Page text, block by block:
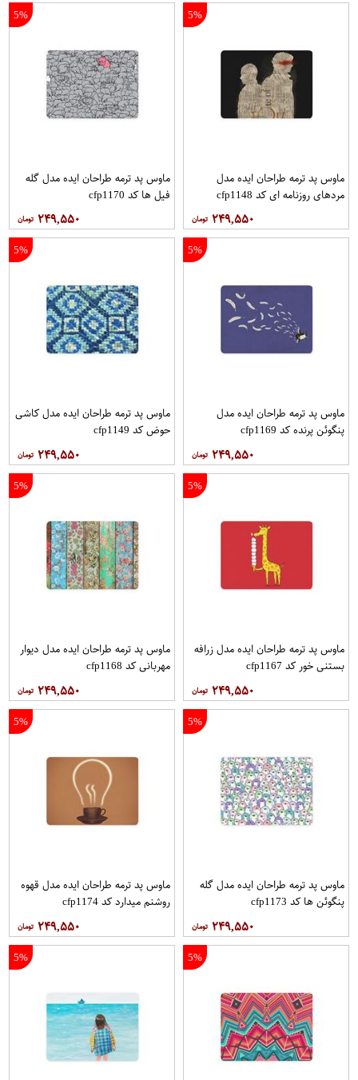
5%
ماوس پد ترمه طراحان ایده مدل
مردهای روزنامه ای کد cfp1148
۲۴۹,۵۵۰
5%
ماوس پد ترمه طراحان ایده مدل گله
فیل ها کد cfp1170
۲۴۹,۵۵۰
5%
ماوس پد ترمه طراحان ایده مدل
پنگوئن پرنده کد cfp1169
۲۴۹,۵۵۰
5%
ماوس پد ترمه طراحان ایده مدل کاشی
حوض کد cfp1149
۲۴۹,۵۵۰
5%
ماوس پد ترمه طراحان ایده مدل زرافه
بستنی خور کد cfp1167
۲۴۹,۵۵۰
5%
ماوس پد ترمه طراحان ایده مدل دیوار
مهربانی کد cfp1168
۲۴۹,۵۵۰
5%
ماوس پد ترمه طراحان ایده مدل گله
پنگوئن ها کد cfp1173
۲۴۹,۵۵۰
5%
ماوس پد ترمه طراحان ایده مدل قهوه
روشنم میدارد کد cfp1174
۲۴۹,۵۵۰
5%
5%